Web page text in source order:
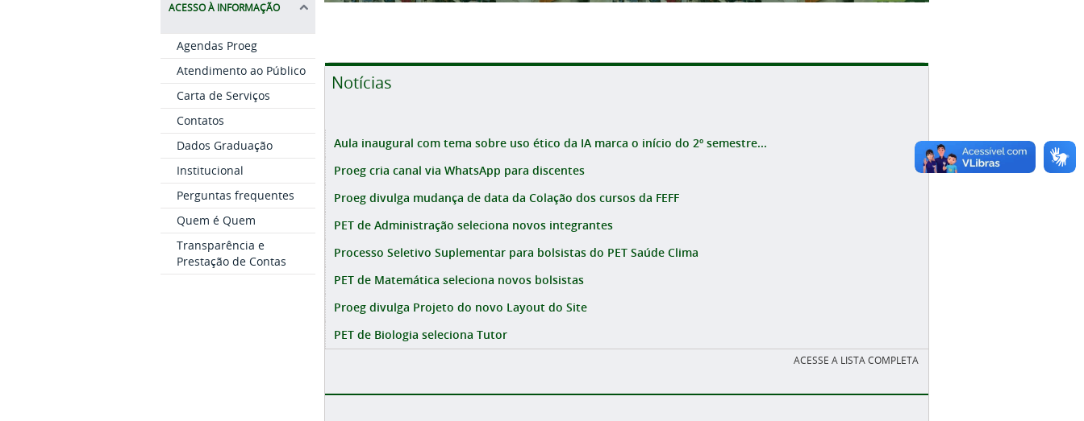
ACESSO À INFORMAÇÃO
Agendas Proeg
Atendimento ao Público
Carta de Serviços
Contatos
Dados Graduação
Institucional
Perguntas frequentes
Quem é Quem
Transparência e
Prestação de Contas
Notícias
Aula inaugural com tema sobre uso ético da IA marca o início do 2º semestre...
Proeg cria canal via WhatsApp para discentes
Proeg divulga mudança de data da Colação dos cursos da FEFF
PET de Administração seleciona novos integrantes
Processo Seletivo Suplementar para bolsistas do PET Saúde Clima
PET de Matemática seleciona novos bolsistas
Proeg divulga Projeto do novo Layout do Site
PET de Biologia seleciona Tutor
ACESSE A LISTA COMPLETA